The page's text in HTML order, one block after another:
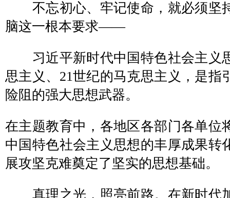
不忘初心、牢记使命，就必须坚
脑这一根本要求——
习近平新时代中国特色社会主义
思主义、21世纪的马克思主义，是指
险阻的强大思想武器。
在主题教育中，各地区各部门各单位
中国特色社会主义思想的丰厚成果转
展攻坚克难奠定了坚实的思想基础。
真理之光，照亮前路。在新时代